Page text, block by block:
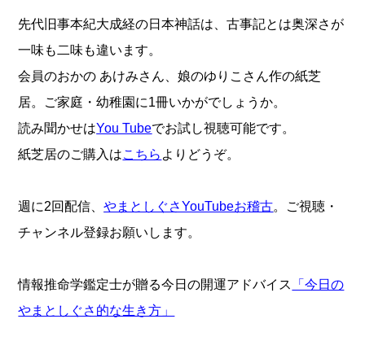
先代旧事本紀大成経の日本神話は、古事記とは奥深さが
一味も二味も違います。
会員のおかの あけみさん、娘のゆりこさん作の紙芝
居。ご家庭・幼稚園に1冊いかがでしょうか。
読み聞かせはYou Tubeでお試し視聴可能です。
紙芝居のご購入はこちら よりどうぞ。
週に2回配信、やまとしぐさYouTubeお稽古。ご視聴・
チャンネル登録お願いします。
情報推命学鑑定士が贈る今日の開運アドバイス
「今日の
やまとしぐさ的な生き方」